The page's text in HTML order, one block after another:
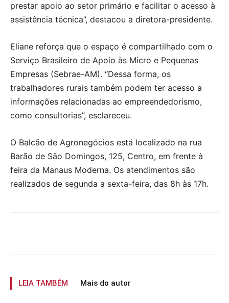
prestar apoio ao setor primário e facilitar o acesso à
assistência técnica”, destacou a diretora-presidente.
Eliane reforça que o espaço é compartilhado com o
Serviço Brasileiro de Apoio às Micro e Pequenas
Empresas (Sebrae-AM). “Dessa forma, os
trabalhadores rurais também podem ter acesso a
informações relacionadas ao empreendedorismo,
como consultorias”, esclareceu.
O Balcão de Agronegócios está localizado na rua
Barão de São Domingos, 125, Centro, em frente à
feira da Manaus Moderna. Os atendimentos são
realizados de segunda a sexta-feira, das 8h às 17h.
LEIA TAMBÉM Mais do autor